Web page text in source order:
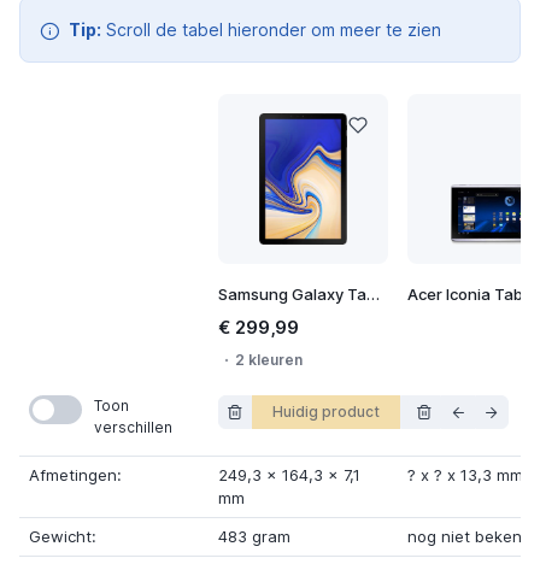
Tip: Scroll de tabel hieronder om meer te zien
Samsung Galaxy Tab S4
€ 299,99
2 kleuren
Acer Iconia Tab
Toon
verschillen
Huidig product
Afmetingen: 249,3 x 164,3 x 7,1
mm
? x ? x 13,3 mm
Gewicht: 483 gram
nog niet bekend